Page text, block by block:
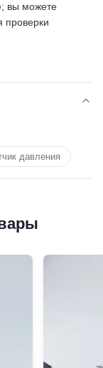
вы можете
проверки
давления